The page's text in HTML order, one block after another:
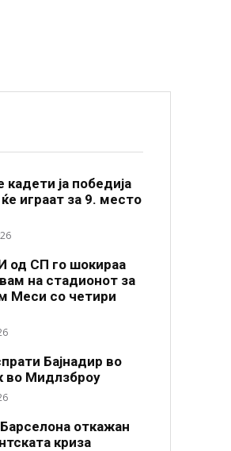
ја победија
играат за 9. место
од СП го шокираа
на стадионот за
Меси со четири
Бајнадир во
во Мидлзброу
откажан
криза